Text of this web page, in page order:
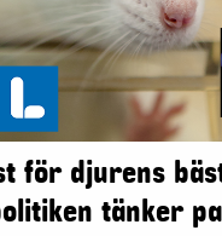
för djurens
tänker